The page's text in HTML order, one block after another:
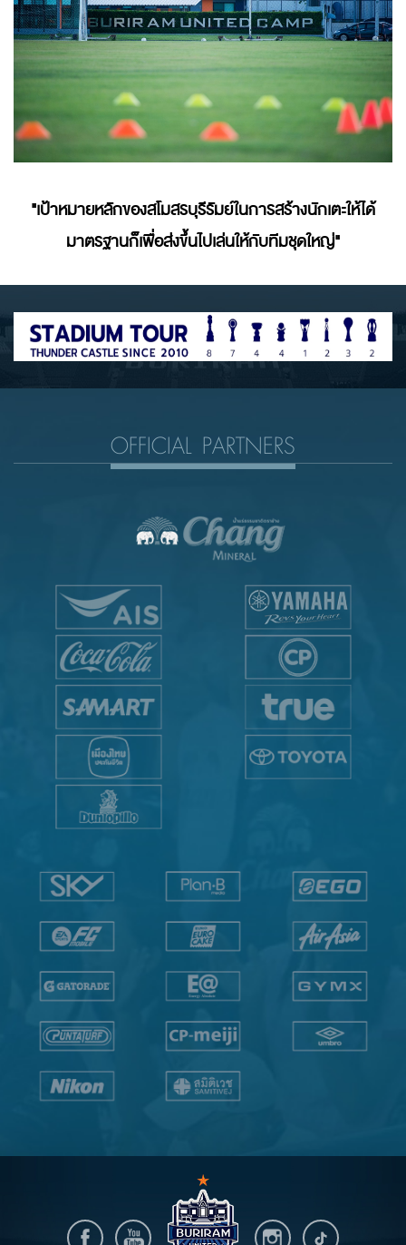
"เป้าหมายหลักของสโมสรบุรีรัมย์ในการสร้างนักเตะให้ได้
มาตรฐานก็เพื่อส่งขึ้นไปเล่นให้กับทีมชุดใหญ่"
OFFICIAL PARTNERS